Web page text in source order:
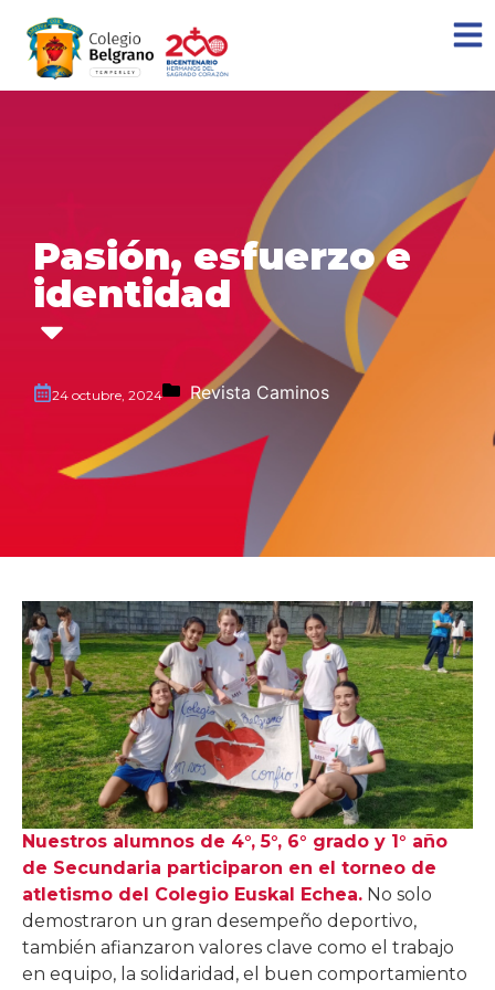
Pasión, esfuerzo e
identidad
24 octubre, 2024 Revista Caminos
Nuestros alumnos de 4°, 5°, 6° grado y 1° año
de Secundaria participaron en el torneo de
atletismo del Colegio Euskal Echea. No solo
demostraron un gran desempeño deportivo,
también afianzaron valores clave como el trabajo
en equipo, la solidaridad, el buen comportamiento